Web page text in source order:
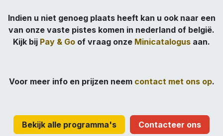
Indien u niet genoeg plaats heeft kan u ook naar een
van onze vaste pistes komen in nederland of belgië.
Kijk bij Pay & Go of vraag onze Minicatalogus aan.
Voor meer info en prijzen neem contact met ons op.
Bekijk alle programma's Contacteer ons